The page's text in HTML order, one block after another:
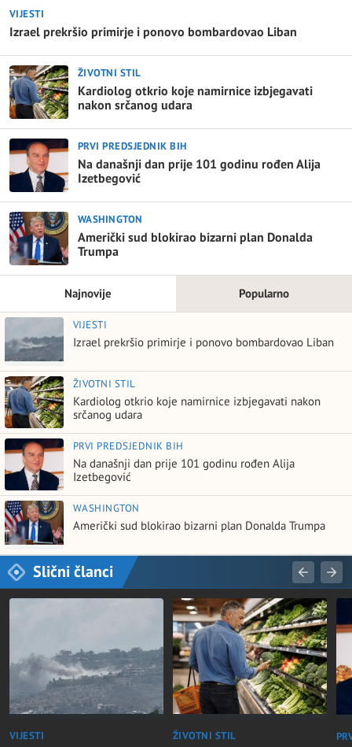
VIJESTI
Izrael prekršio primirje i ponovo bombardovao Liban
ŽIVOTNI STIL
Kardiolog otkrio koje namirnice izbjegavati
nakon srčanog udara
PRVI PREDSJEDNIK BIH
Na današnji dan prije 101 godinu rođen Alija
Izetbegović
WASHINGTON
Američki sud blokirao bizarni plan Donalda
Trumpa
Najnovije Popularno
VIJESTI
Izrael prekršio primirje i ponovo bombardovao Liban
ŽIVOTNI STIL
Kardiolog otkrio koje namirnice izbjegavati nakon
srčanog udara
PRVI PREDSJEDNIK BIH
Na današnji dan prije 101 godinu rođen Alija
Izetbegović
WASHINGTON
Američki sud blokirao bizarni plan Donalda Trumpa
Slični članci
VIJESTI ŽIVOTNI STIL